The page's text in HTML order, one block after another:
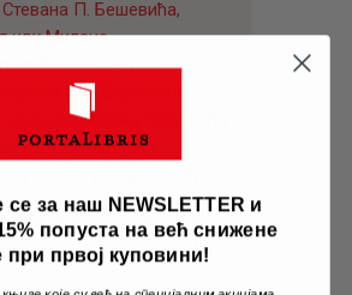
Стевана П. Бешевића,
Милана
,Стари гријеси,
Ива Војновића
легенде Јована Поповића
Сви наслови
дим дуванапогледајте
дела Јована Протића
се за наш NEWSLETTER и
попуста на већ снижене
при првој куповини!